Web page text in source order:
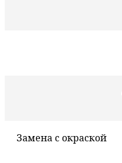
Замена с окраской